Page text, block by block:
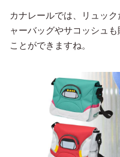
カナレールでは、リュッ
ャーバッグやサコッシュ
ことができますね。